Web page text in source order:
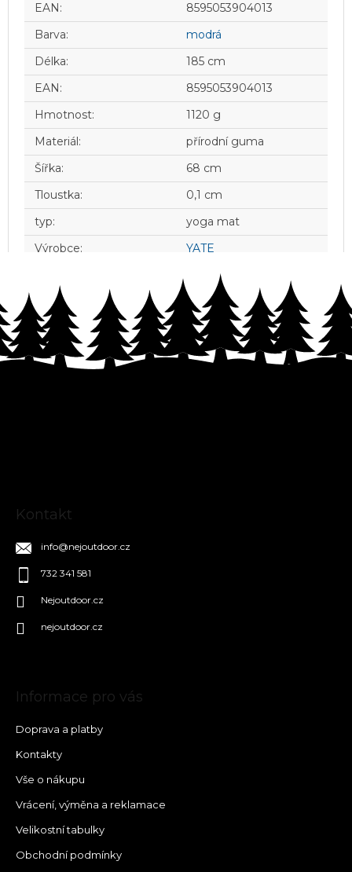
EAN:
8595053904013
Barva:
modrá
Délka:
185 cm
EAN:
8595053904013
Hmotnost:
1120 g
Materiál:
přírodní guma
Šířka:
68 cm
Tloustka:
0,1 cm
typ:
yoga mat
Výrobce: YATE
Z
Kontakt
info@nejoutdoor.cz
732 341 581
Nejoutdoor.cz
nejoutdoor.cz
Informace pro vás
Doprava a platby
Kontakty
Vše o nákupu
Vrácení, výměna a reklamace
Velikostní tabulky
Obchodní podmínky